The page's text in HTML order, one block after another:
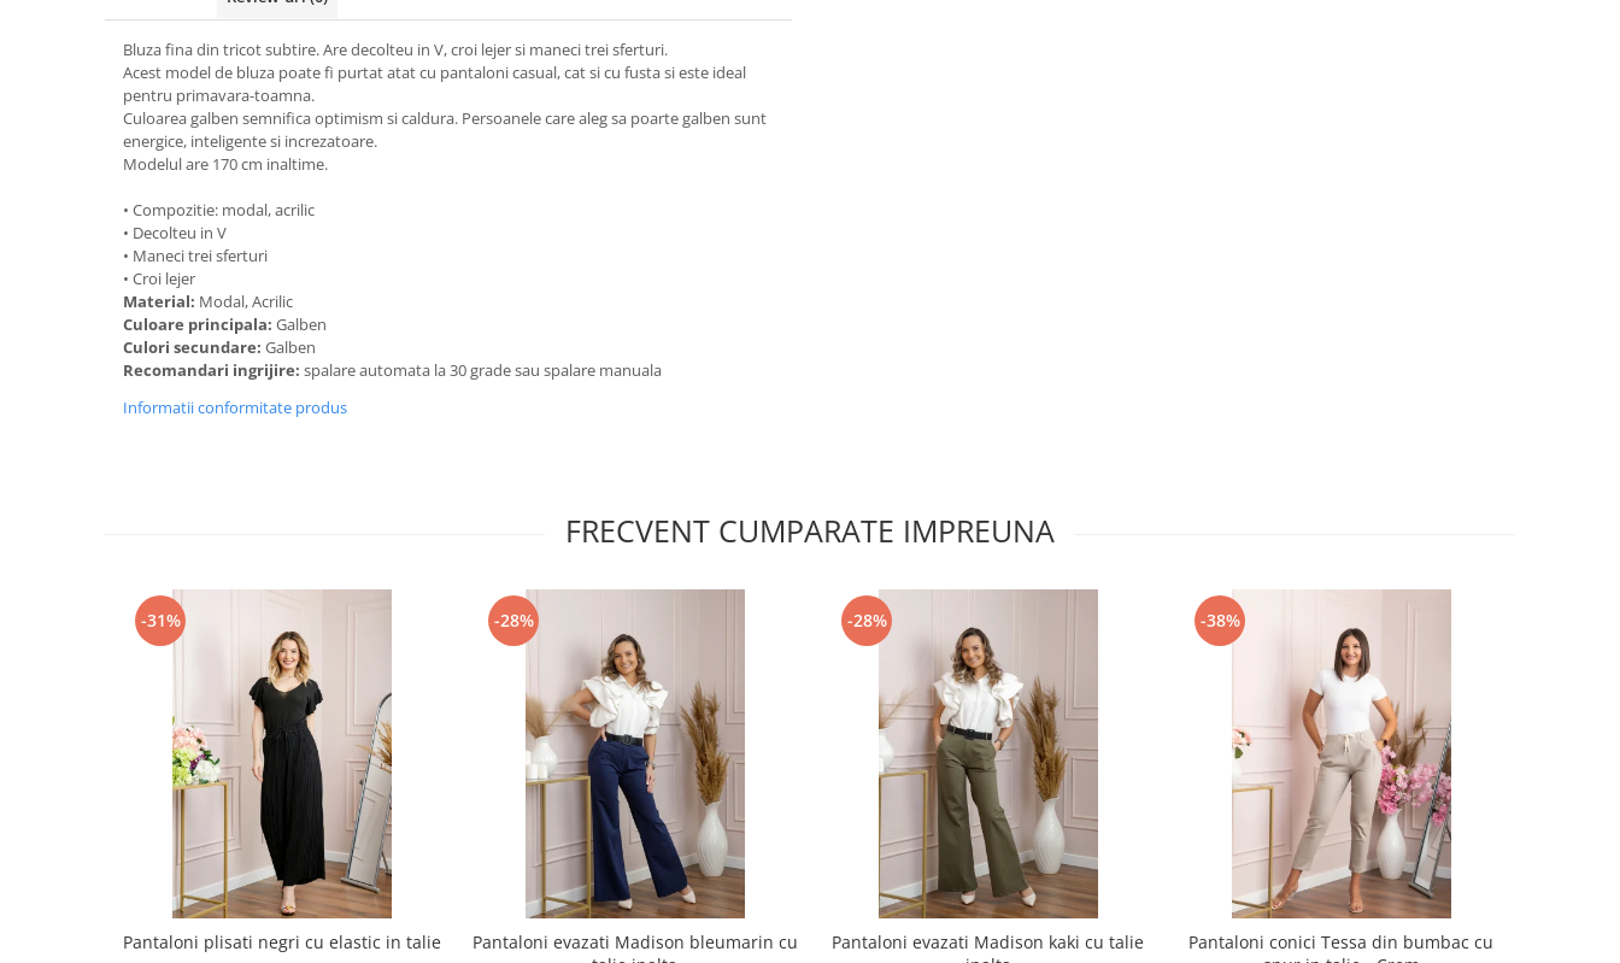
Bluza fina din tricot subtire. Are decolteu in V, croi lejer si maneci trei sferturi.
Acest model de bluza poate fi purtat atat cu pantaloni casual, cat si cu fusta si este ideal
pentru primavara-toamna.
Culoarea galben semnifica optimism si caldura. Persoanele care aleg sa poarte galben sunt
energice, inteligente si increzatoare.
Modelul are 170 cm inaltime.
• Compozitie: modal, acrilic
• Decolteu in V
• Maneci trei sferturi
• Croi lejer
Material: Modal, Acrilic
Culoare principala: Galben
Culori secundare: Galben
Recomandari ingrijire: spalare automata la 30 grade sau spalare manuala
Informatii conformitate produs
FRECVENT CUMPARATE IMPREUNA
-31%
Pantaloni plisati negri cu elastic in talie
-28%
Pantaloni evazati Madison bleumarin cu
-28%
Pantaloni evazati Madison kaki cu talie
-38%
Pantaloni conici Tessa din bumbac cu